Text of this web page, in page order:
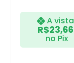
A vista
R$23,66
no Pix